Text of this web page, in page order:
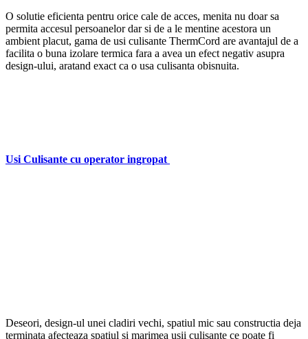
O solutie eficienta pentru orice cale de acces, menita nu doar sa
permita accesul persoanelor dar si de a le mentine acestora un
ambient placut, gama de usi culisante ThermCord are avantajul de a
facilita o buna izolare termica fara a avea un efect negativ asupra
design-ului, aratand exact ca o usa culisanta obisnuita.
Usi Culisante cu operator ingropat
Deseori, design-ul unei cladiri vechi, spatiul mic sau constructia deja
terminata afecteaza spatiul si marimea usii culisante ce poate fi